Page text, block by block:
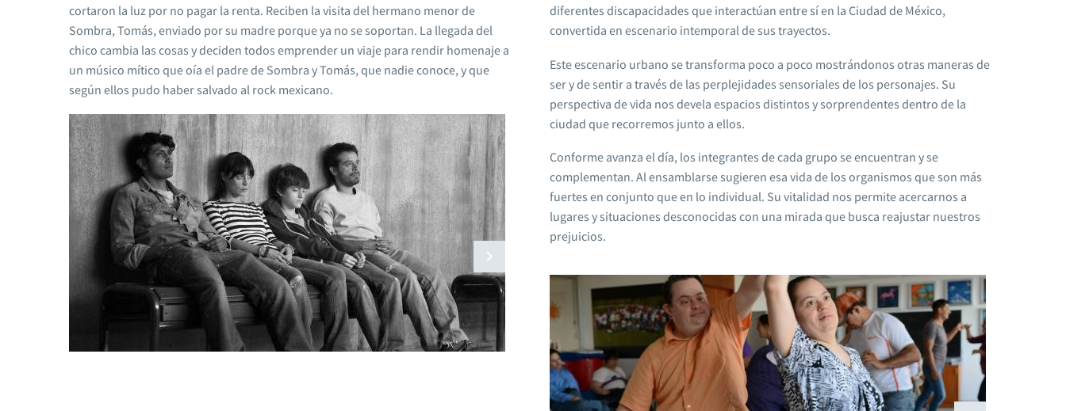
cortaron la luz por no pagar la renta. Reciben la visita del hermano menor de
Sombra, Tomás, enviado por su madre porque ya no se soportan. La llegada del
chico cambia las cosas y deciden todos emprender un viaje para rendir homenaje a
un músico mítico que oía el padre de Sombra y Tomás, que nadie conoce, y que
según ellos pudo haber salvado al rock mexicano.
diferentes discapacidades que interactúan entre sí en la Ciudad de México,
convertida en escenario intemporal de sus trayectos.
Este escenario urbano se transforma poco a poco mostrándonos otras maneras de
ser y de sentir a través de las perplejidades sensoriales de los personajes. Su
perspectiva de vida nos devela espacios distintos y sorprendentes dentro de la
ciudad que recorremos junto a ellos.
Conforme avanza el día, los integrantes de cada grupo se encuentran y se
complementan. Al ensamblarse sugieren esa vida de los organismos que son más
fuertes en conjunto que en lo individual. Su vitalidad nos permite acercarnos a
lugares y situaciones desconocidas con una mirada que busca reajustar nuestros
prejuicios.